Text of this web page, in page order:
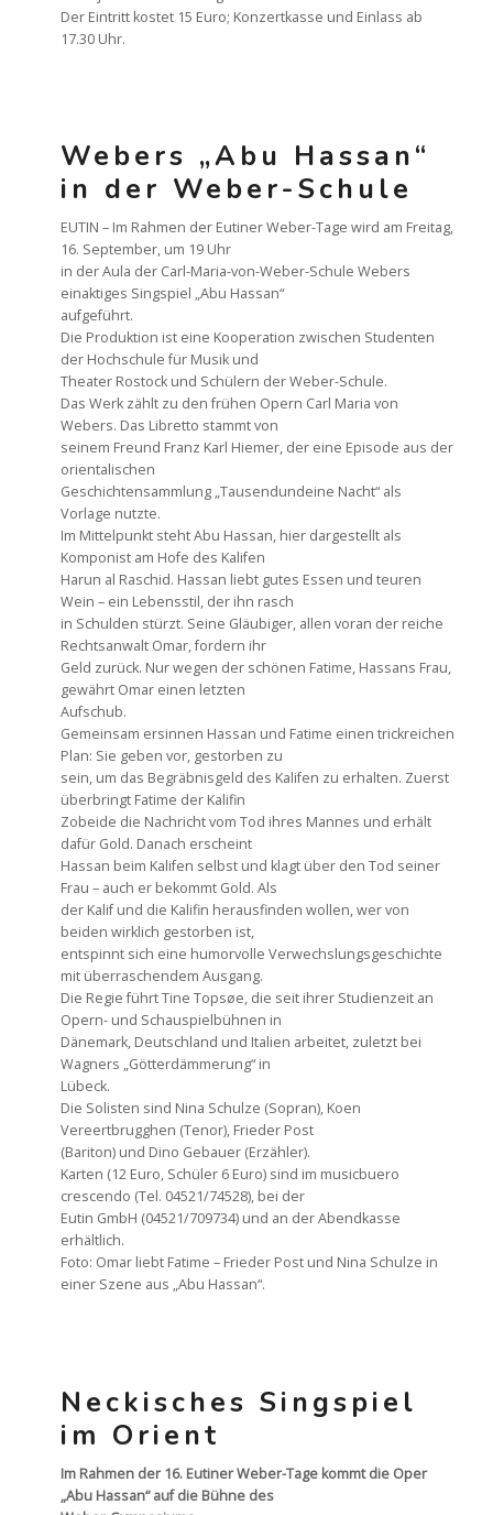
Der Eintritt kostet 15 Euro; Konzertkasse und Einlass ab
17.30 Uhr.
Webers „Abu Hassan“
in der Weber-Schule
EUTIN – Im Rahmen der Eutiner Weber-Tage wird am Freitag,
16. September, um 19 Uhr
in der Aula der Carl-Maria-von-Weber-Schule Webers
einaktiges Singspiel „Abu Hassan“
aufgeführt.
Die Produktion ist eine Kooperation zwischen Studenten
der Hochschule für Musik und
Theater Rostock und Schülern der Weber-Schule.
Das Werk zählt zu den frühen Opern Carl Maria von
Webers. Das Libretto stammt von
seinem Freund Franz Karl Hiemer, der eine Episode aus der
orientalischen
Geschichtensammlung „Tausendundeine Nacht“ als
Vorlage nutzte.
Im Mittelpunkt steht Abu Hassan, hier dargestellt als
Komponist am Hofe des Kalifen
Harun al Raschid. Hassan liebt gutes Essen und teuren
Wein – ein Lebensstil, der ihn rasch
in Schulden stürzt. Seine Gläubiger, allen voran der reiche
Rechtsanwalt Omar, fordern ihr
Geld zurück. Nur wegen der schönen Fatime, Hassans Frau,
gewährt Omar einen letzten
Aufschub.
Gemeinsam ersinnen Hassan und Fatime einen trickreichen
Plan: Sie geben vor, gestorben zu
sein, um das Begräbnisgeld des Kalifen zu erhalten. Zuerst
überbringt Fatime der Kalifin
Zobeide die Nachricht vom Tod ihres Mannes und erhält
dafür Gold. Danach erscheint
Hassan beim Kalifen selbst und klagt über den Tod seiner
Frau – auch er bekommt Gold. Als
der Kalif und die Kalifin herausfinden wollen, wer von
beiden wirklich gestorben ist,
entspinnt sich eine humorvolle Verwechslungsgeschichte
mit überraschendem Ausgang.
Die Regie führt Tine Topsøe, die seit ihrer Studienzeit an
Opern- und Schauspielbühnen in
Dänemark, Deutschland und Italien arbeitet, zuletzt bei
Wagners „Götterdämmerung“ in
Lübeck.
Die Solisten sind Nina Schulze (Sopran), Koen
Vereertbrugghen (Tenor), Frieder Post
(Bariton) und Dino Gebauer (Erzähler).
Karten (12 Euro, Schüler 6 Euro) sind im musicbuero
crescendo (Tel. 04521/74528), bei der
Eutin GmbH (04521/709734) und an der Abendkasse
erhältlich.
Foto: Omar liebt Fatime – Frieder Post und Nina Schulze in
einer Szene aus „Abu Hassan“.
Neckisches Singspiel
im Orient
Im Rahmen der 16. Eutiner Weber-Tage kommt die Oper
„Abu Hassan“ auf die Bühne des